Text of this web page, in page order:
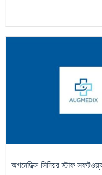
অগমেডিক্স সিনিয়র স্টাফ